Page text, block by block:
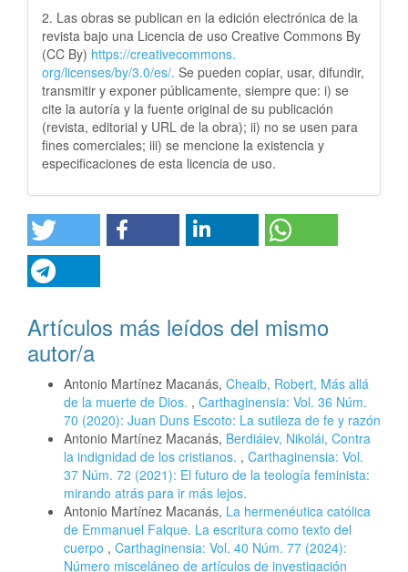
2. Las obras se publican en la edición electrónica de la
revista bajo una Licencia de uso Creative Commons By
(CC By) https://creativecommons.
org/licenses/by/3.0/es/. Se pueden copiar, usar, difundir,
transmitir y exponer públicamente, siempre que: i) se
cite la autoría y la fuente original de su publicación
(revista, editorial y URL de la obra); ii) no se usen para
fines comerciales; iii) se mencione la existencia y
especificaciones de esta licencia de uso.
Artículos más leídos del mismo
autor/a
Antonio Martínez Macanás, Cheaib, Robert, Más allá
de la muerte de Dios. , Carthaginensia: Vol. 36 Núm.
70 (2020): Juan Duns Escoto: La sutileza de fe y razón
Antonio Martínez Macanás, Berdiáiev, Nikolái, Contra
la indignidad de los cristianos. , Carthaginensia: Vol.
37 Núm. 72 (2021): El futuro de la teología feminista:
mirando atrás para ir más lejos.
Antonio Martínez Macanás, La hermenéutica católica
de Emmanuel Falque. La escritura como texto del
cuerpo , Carthaginensia: Vol. 40 Núm. 77 (2024):
Número misceláneo de artículos de investigación